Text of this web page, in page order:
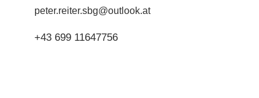
peter.reiter.sbg@outlook.at
+43 699 11647756